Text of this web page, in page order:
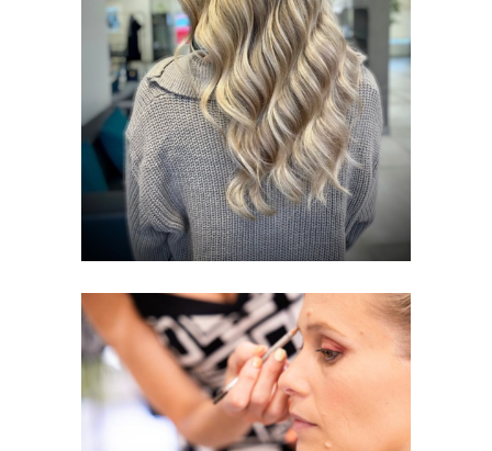
NOS BALAYAGES
FEMMES
MAQUILLAGES
MARIAGES
MARIAGE